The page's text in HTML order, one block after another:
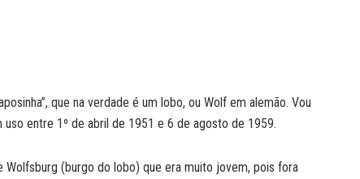
que na verdade é um lobo, ou Wolf em alemão. Vou
entre 1º de abril de 1951 e 6 de agosto de 1959.
Wolfsburg (burgo do lobo) que era muito jovem, pois fora